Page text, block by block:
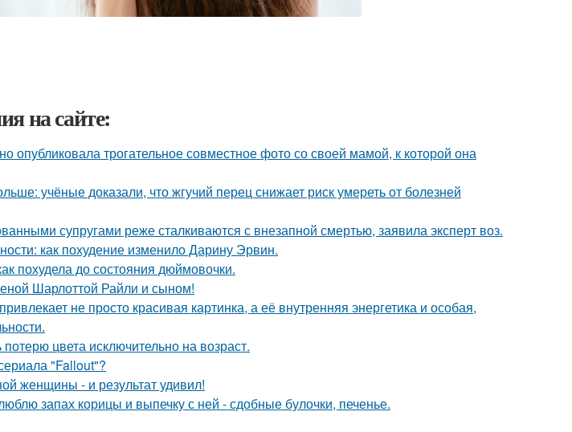
на сайте:
опубликовала трогательное совместное фото со своей мамой, к которой она
учёные доказали, что жгучий перец снижает риск умереть от болезней
супругами реже сталкиваются с внезапной смертью, заявила эксперт воз.
как похудение изменило Дарину Эрвин.
похудела до состояния дюймовочки.
Шарлоттой Райли и сыном!
не просто красивая картинка, а её внутренняя энергетика и особая,
цвета исключительно на возраст.
"Fallout"?
женщины - и результат удивил!
запах корицы и выпечку с ней - сдобные булочки, печенье.